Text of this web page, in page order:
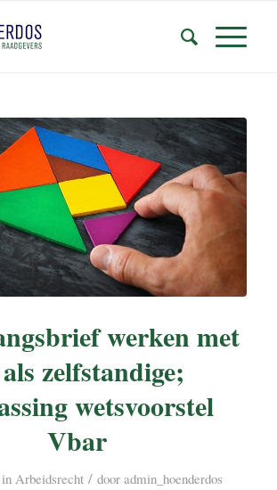
werken met
zelfstandige;
wetsvoorstel
Vbar
inArbeidsrecht / dooradmin_hoenderdos